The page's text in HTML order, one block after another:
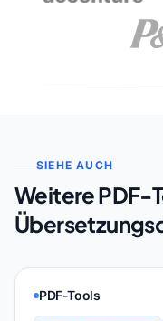
SIEHE AUCH
Weitere PDF-
PDF-Tools